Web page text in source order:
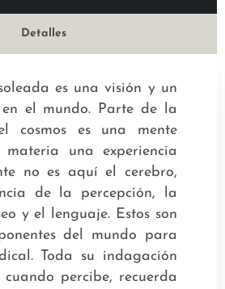
Detalles
es una visión y un
el mundo. Parte de la
cosmos es una mente
una experiencia
no es aquí el cerebro,
de la percepción, la
y el lenguaje. Estos son
del mundo para
Toda su indagación
percibe, recuerda